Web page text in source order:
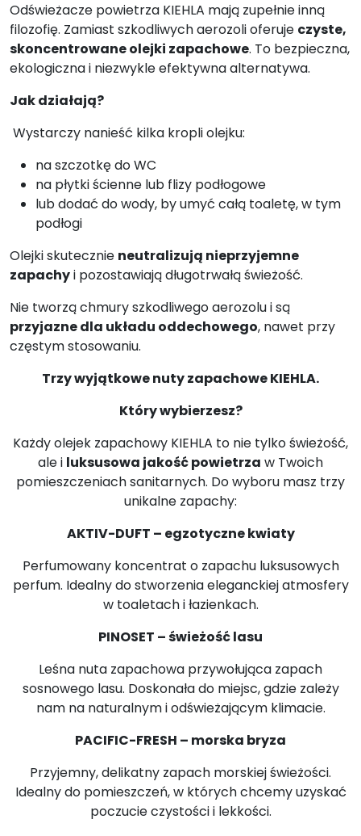
Odświeżacze powietrza KIEHLA mają zupełnie inną
filozofię. Zamiast szkodliwych aerozoli oferuje czyste,
skoncentrowane olejki zapachowe. To bezpieczna,
ekologiczna i niezwykle efektywna alternatywa.
Jak działają?
Wystarczy nanieść kilka kropli olejku:
na szczotkę do WC
na płytki ścienne lub flizy podłogowe
lub dodać do wody, by umyć całą toaletę, w tym
podłogi
Olejki skutecznie neutralizują nieprzyjemne
zapachyi pozostawiają długotrwałą świeżość.
Nie tworzą chmury szkodliwego aerozolu i są
przyjazne dla układu oddechowego, nawet przy
częstym stosowaniu.
Trzy wyjątkowe nuty zapachowe KIEHLA.
Który wybierzesz?
Każdy olejek zapachowy KIEHLA to nie tylko świeżość,
ale i luksusowa jakość powietrza w Twoich
pomieszczeniach sanitarnych. Do wyboru masz trzy
unikalne zapachy:
AKTIV-DUFT – egzotyczne kwiaty
Perfumowany koncentrat o zapachu luksusowych
perfum. Idealny do stworzenia eleganckiej atmosfery
w toaletach i łazienkach.
PINOSET – świeżość lasu
Leśna nuta zapachowa przywołująca zapach
sosnowego lasu. Doskonała do miejsc, gdzie zależy
nam na naturalnym i odświeżającym klimacie.
PACIFIC-FRESH – morska bryza
Przyjemny, delikatny zapach morskiej świeżości.
Idealny do pomieszczeń, w których chcemy uzyskać
poczucie czystości i lekkości.